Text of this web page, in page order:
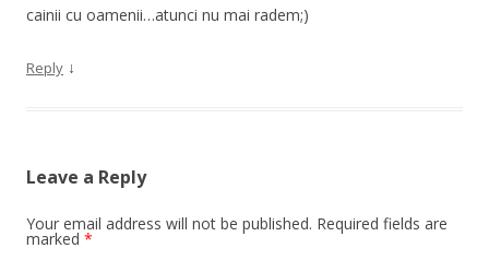
cainii cu oamenii…atunci nu mai radem;)
Reply ↓
Leave a Reply
Your email address will not be published. Required fields are
marked *